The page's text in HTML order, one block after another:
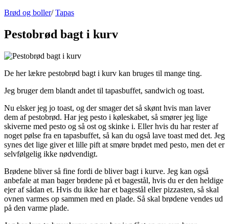
Brød og boller/ Tapas
Pestobrød bagt i kurv
De her lækre pestobrød bagt i kurv kan bruges til mange ting.
Jeg bruger dem blandt andet til tapasbuffet, sandwich og toast.
Nu elsker jeg jo toast, og der smager det så skønt hvis man laver
dem af pestobrød. Har jeg pesto i køleskabet, så smører jeg lige
skiverne med pesto og så ost og skinke i. Eller hvis du har rester af
noget pølse fra en tapasbuffet, så kan du også lave toast med det. Jeg
synes det lige giver et lille pift at smøre brødet med pesto, men det er
selvfølgelig ikke nødvendigt.
Brødene bliver så fine fordi de bliver bagt i kurve. Jeg kan også
anbefale at man bager brødene på et bagestål, hvis du er den heldige
ejer af sådan et. Hvis du ikke har et bagestål eller pizzasten, så skal
ovnen varmes op sammen med en plade. Så skal brødene vendes ud
på den varme plade.